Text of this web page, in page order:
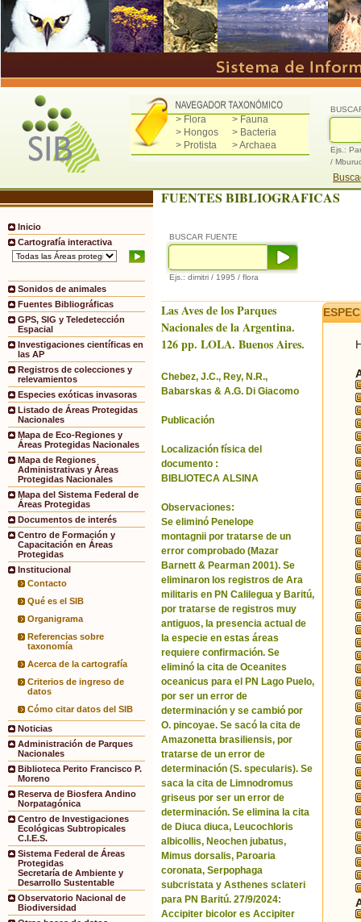
> Flora
> Fauna
> Hongos
> Bacteria
> Protista
> Archaea
Ejs.:
/
Inicio
Cartografía interactiva
Sonidos de animales
Fuentes Bibliográficas
GPS, SIG y Teledetección
Espacial
Investigaciones científicas en
las AP
Registros de colecciones y
relevamientos
Especies exóticas invasoras
Listado de Áreas Protegidas
Nacionales
Mapa de Eco-Regiones y
Áreas Protegidas Nacionales
Mapa de Regiones
Administrativas y Áreas
Protegidas Nacionales
Mapa del Sistema Federal de
Áreas Protegidas
Documentos de interés
Centro de Formación y
Capacitación en Áreas
Protegidas
Institucional
Contacto
Qué es el SIB
Organigrama
Referencias sobre
taxonomía
Acerca de la cartografía
Criterios de ingreso de
datos
Cómo citar datos del SIB
Noticias
Administración de Parques
Nacionales
Biblioteca Perito Francisco P.
Moreno
Reserva de Biosfera Andino
Norpatagónica
Centro de Investigaciones
Ecológicas Subtropicales
C.I.E.S.
Sistema Federal de Áreas
Protegidas
Secretaría de Ambiente y
Desarrollo Sustentable
Observatorio Nacional de
Biodiversidad
FUENTES BIBLIOGRAFICAS
BUSCAR FUENTE
Ejs.: dimitri / 1995 / flora
Las Aves de los Parques
Nacionales de la Argentina.
126 pp. LOLA. Buenos Aires.
Chebez, J.C., Rey, N.R.,
Babarskas & A.G. Di Giacomo
Publicación
Localización física del
documento :
BIBLIOTECA ALSINA
Observaciones:
Se eliminó Penelope
montagnii por tratarse de un
error comprobado (Mazar
Barnett & Pearman 2001). Se
eliminaron los registros de Ara
militaris en PN Calilegua y Baritú,
por tratarse de registros muy
antiguos, la presencia actual de
la especie en estas áreas
requiere confirmación. Se
eliminó la cita de Oceanites
oceanicus para el PN Lago Puelo,
por ser un error de
determinación y se cambió por
O. pincoyae. Se sacó la cita de
Amazonetta brasiliensis, por
tratarse de un error de
determinación (S. specularis). Se
saca la cita de Limnodromus
griseus por ser un error de
determinación. Se elimina la cita
de Diuca diuca, Leucochloris
albicollis, Neochen jubatus,
Mimus dorsalis, Paroaria
coronata, Serpophaga
subcristata y Asthenes sclateri
para PN Baritú. 27/9/2024:
Accipiter bicolor es Accipiter